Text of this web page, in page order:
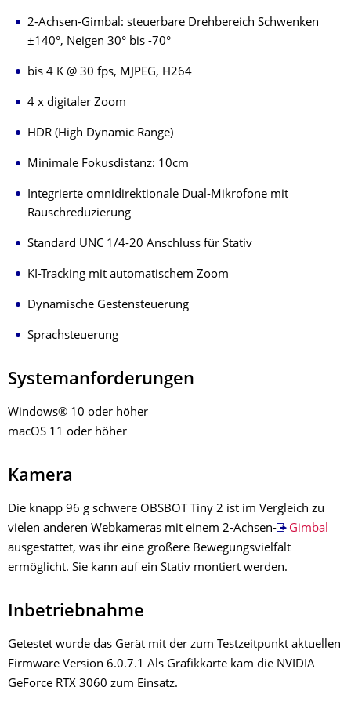
2-Achsen-Gimbal: steuerbare Drehbereich Schwenken
±140°, Neigen 30° bis -70°
bis 4 K @ 30 fps, MJPEG, H264
4 x digitaler Zoom
HDR (High Dynamic Range)
Minimale Fokusdistanz: 10cm
Integrierte omnidirektionale Dual-Mikrofone mit
Rauschreduzierung
Standard UNC 1/4-20 Anschluss für Stativ
KI-Tracking mit automatischem Zoom
Dynamische Gestensteuerung
Sprachsteuerung
Systemanforderungen
Windows® 10 oder höher
macOS 11 oder höher
Kamera
Die knapp 96 g schwere OBSBOT Tiny 2 ist im Vergleich zu
vielen anderen Webkameras mit einem 2-Achsen-
Gimbal
ausgestattet, was ihr eine größere Bewegungsvielfalt
ermöglicht. Sie kann auf ein Stativ montiert werden.
Inbetriebnahme
Getestet wurde das Gerät mit der zum Testzeitpunkt aktuellen
Firmware Version 6.0.7.1 Als Grafikkarte kam die NVIDIA
GeForce RTX 3060 zum Einsatz.